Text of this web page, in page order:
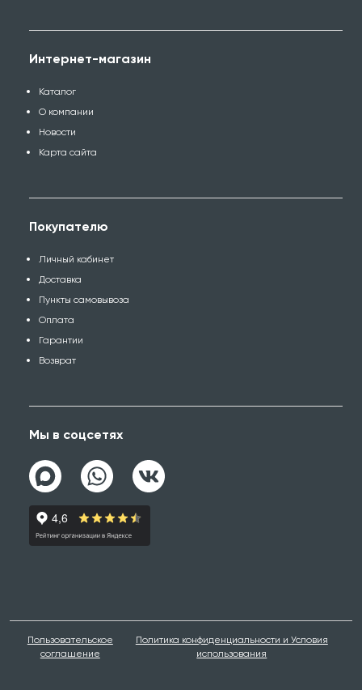
Интернет-магазин
Каталог
О компании
Новости
Карта сайта
Покупателю
Личный кабинет
Доставка
Пункты самовывоза
Оплата
Гарантии
Возврат
Мы в соцсетях
Пользовательское
соглашение
Политика конфиденциальности и Условия
использования